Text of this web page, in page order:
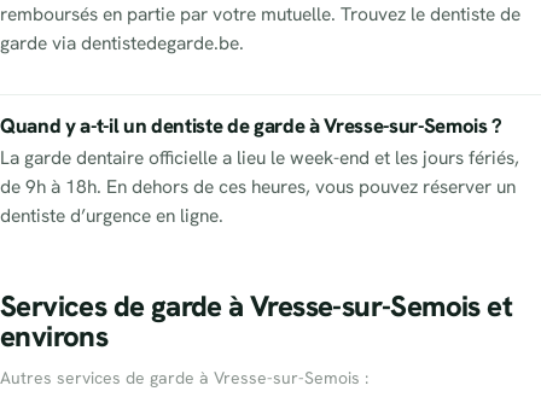
remboursés en partie par votre mutuelle. Trouvez le dentiste de
garde via dentistedegarde.be.
Quand y a-t-il un dentiste de garde à Vresse-sur-Semois ?
La garde dentaire officielle a lieu le week-end et les jours fériés,
de 9h à 18h. En dehors de ces heures, vous pouvez réserver un
dentiste d’urgence en ligne.
Services de garde à Vresse-sur-Semois et
environs
Autres services de garde à Vresse-sur-Semois :